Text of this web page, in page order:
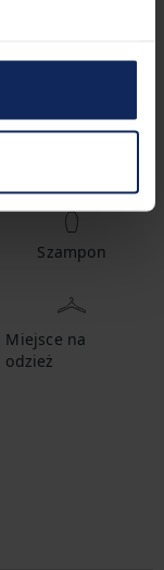
Szampon
Miejsce na
odzież